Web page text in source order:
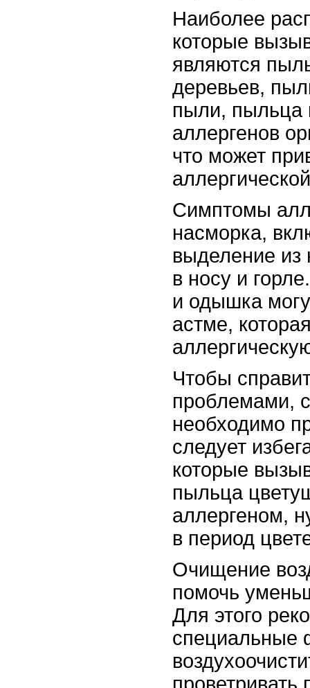
Наиболее
которые
являются
деревьев,
пыли, пыльца
аллергенов
что может
Симптомы
насморка,
выделение из
в носу и
и одышка
астме,
Чтобы
проблемами,
необходимо
следует
которые
пыльца
аллергеном,
в период
Очищение
помочь
Для этого
специальные